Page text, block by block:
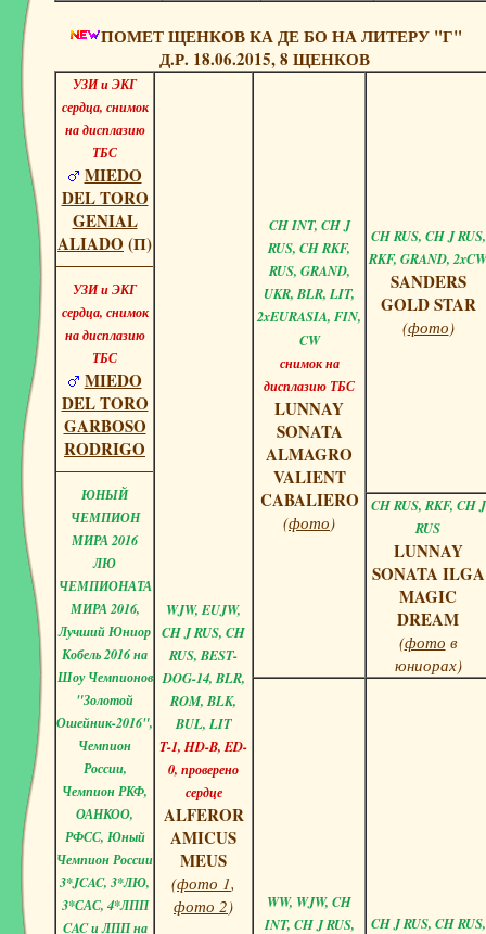
ПОМЕТ ЩЕНКОВ КА ДЕ БО НА ЛИТЕРУ "Г"
Д.Р. 18.06.2015, 8 ЩЕНКОВ
УЗИ и ЭКГ
сердца, снимок
на дисплазию
ТБС
MIEDO
DEL TORO
GENIAL
ALIADO (П)
УЗИ и ЭКГ
сердца, снимок
на дисплазию
ТБС
MIEDO
DEL TORO
GARBOSO
RODRIGO
ЮНЫЙ
ЧЕМПИОН
МИРА 2016
ЛЮ
ЧЕМПИОНАТА
МИРА 2016,
Лучший Юниор
Кобель 2016 на
Шоу Чемпионов
"Золотой
Ошейник-2016",
Чемпион
России,
Чемпион РКФ,
ОАНКОО,
РФСС, Юный
Чемпион России
3*JCAC, 3*ЛЮ,
3*САС, 4*ЛПП
CAC и ЛПП на
WJW, EUJW,
CH J RUS, CH
RUS, BEST-
DOG-14, BLR,
ROM, BLK,
BUL, LIT
T-1, HD-B, ED-
0, проверено
сердце
ALFEROR
AMICUS
MEUS
(фото 1,
фото 2)
CH INT, CH J
RUS, CH RKF,
RUS, GRAND,
UKR, BLR, LIT,
2xEURASIA, FIN,
CW
снимок на
дисплазию ТБС
LUNNAY
SONATA
ALMAGRO
VALIENT
CABALIERO
(фото)
CH RUS, CH J RUS,
RKF, GRAND, 2xCW
SANDERS
GOLD STAR
(фото)
CH RUS, RKF, CH J
RUS
LUNNAY
SONATA ILGA
MAGIC
DREAM
(фото в
юниорах)
WW, WJW, CH
INT, CH J RUS,
CH J RUS, CH RUS,